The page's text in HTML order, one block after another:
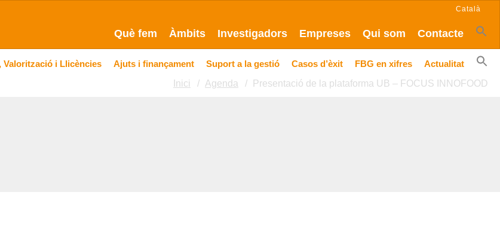
Què fem Àmbits Investigadors Empreses Qui som Contacte
Català
Valorització i Llicències Ajuts i finançament Suport a la gestió Casos d’èxit FBG en xifres
Actualitat
Inici
Agenda Presentació de la plataforma UB – FOCUS INNOFOOD